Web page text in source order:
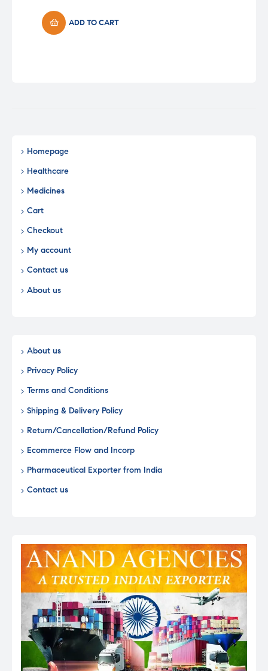
ADD TO CART
Homepage
Healthcare
Medicines
Cart
Checkout
My account
Contact us
About us
About us
Privacy Policy
Terms and Conditions
Shipping & Delivery Policy
Return/Cancellation/Refund Policy
Ecommerce Flow and Incorp
Pharmaceutical Exporter from India
Contact us